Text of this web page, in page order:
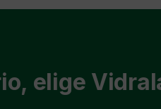
elige